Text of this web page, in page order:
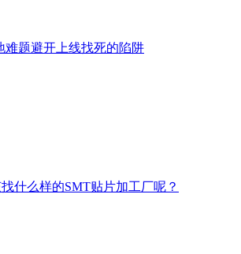
难题避开上线找死的陷阱
什么样的SMT贴片加工厂呢？